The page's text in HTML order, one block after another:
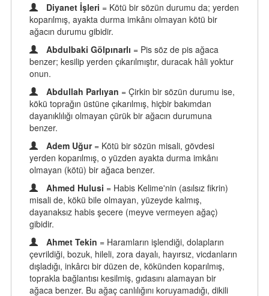
Diyanet İşleri = Kötü bir sözün durumu da; yerden
koparılmış, ayakta durma imkânı olmayan kötü bir
ağacın durumu gibidir.
Abdulbaki Gölpınarlı = Pis söz de pis ağaca
benzer; kesilip yerden çıkarılmıştır, duracak hâli yoktur
onun.
Abdullah Parlıyan = Çirkin bir sözün durumu ise,
kökü toprağın üstüne çıkarılmış, hiçbir bakımdan
dayanıklılığı olmayan çürük bir ağacın durumuna
benzer.
Adem Uğur = Kötü bir sözün misali, gövdesi
yerden koparılmış, o yüzden ayakta durma imkânı
olmayan (kötü) bir ağaca benzer.
Ahmed Hulusi = Habis Kelime'nin (asılsız fikrin)
misali de, kökü bile olmayan, yüzeyde kalmış,
dayanaksız habis şecere (meyve vermeyen ağaç)
gibidir.
Ahmet Tekin = Haramların işlendiği, dolapların
çevrildiği, bozuk, hileli, zora dayalı, hayırsız, vicdanların
dışladığı, inkârcı bir düzen de, kökünden koparılmış,
toprakla bağlantısı kesilmiş, gıdasını alamayan bir
ağaca benzer. Bu ağaç canlılığını koruyamadığı, dikili